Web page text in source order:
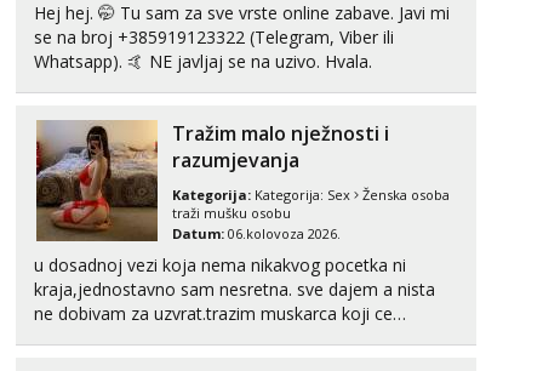
Anđela
Čekam tvoj poziv!
Mira
Čekam tvoj poziv!
Tel: 064/677-677 - Kod: #72
tel:0,93€ - mob:1,12€ min
Lucija
Razgovaram :)
Hej hej. 🤭 Tu sam za sve vrste online zabave. Javi mi
se na broj +385919123322 (Telegram, Viber ili
Whatsapp). 🤙 NE javljaj se na uzivo. Hvala.
Tražim malo nježnosti i
razumjevanja
Kategorija: Kategorija: Sex
Ženska osoba
traži mušku osobu
Datum: 06.kolovoza 2026.
u dosadnoj vezi koja nema nikakvog pocetka ni
kraja,jednostavno sam nesretna. sve dajem a nista
ne dobivam za uzvrat.trazim muskarca koji ce